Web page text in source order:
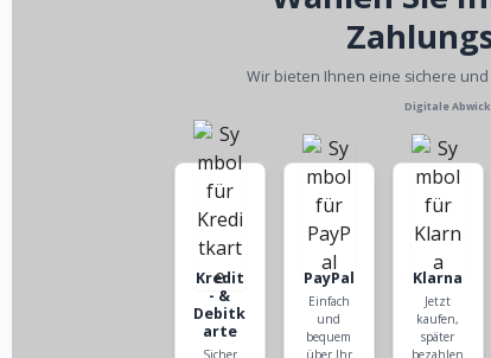
Wir bieten Ihnen eine sichere
Digitale
Kredit
- &
Debitk
arte
Sicher
PayPal
Einfach
und
bequem
über Ihr
Klarna
Jetzt
kaufen,
später
bezahlen